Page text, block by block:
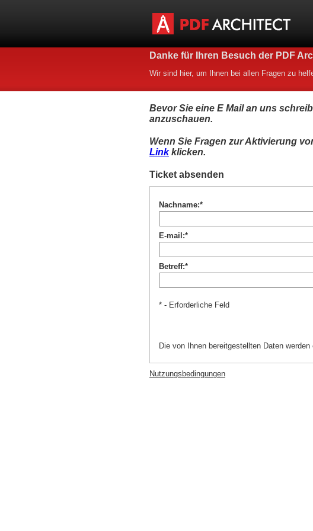
Danke für Ihren Besuch der PDF
Wir sind hier, um Ihnen bei allen Fragen zu
Bevor Sie eine E Mail an uns
anzuschauen.
Wenn Sie Fragen zur Aktivierung
Linkklicken.
Ticket absenden
Nachname:*
E-mail:*
Betreff:*
* - Erforderliche Feld
Die von Ihnen bereitgestellten Daten
Nutzungsbedingungen